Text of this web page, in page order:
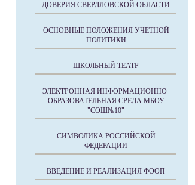
ДОВЕРИЯ СВЕРДЛОВСКОЙ ОБЛАСТИ
ОСНОВНЫЕ ПОЛОЖЕНИЯ УЧЕТНОЙ
ПОЛИТИКИ
ШКОЛЬНЫЙ ТЕАТР
ЭЛЕКТРОННАЯ ИНФОРМАЦИОННО-
ОБРАЗОВАТЕЛЬНАЯ СРЕДА МБОУ
"СОШ№10"
СИМВОЛИКА РОССИЙСКОЙ
ФЕДЕРАЦИИ
ВВЕДЕНИЕ И РЕАЛИЗАЦИЯ ФООП